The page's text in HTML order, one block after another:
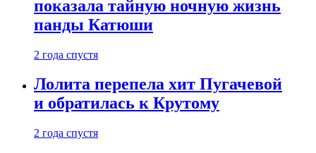
показала тайную ночную жизнь
панды Катюши
2 года спустя
Лолита перепела хит Пугачевой
и обратилась к Крутому
2 года спустя